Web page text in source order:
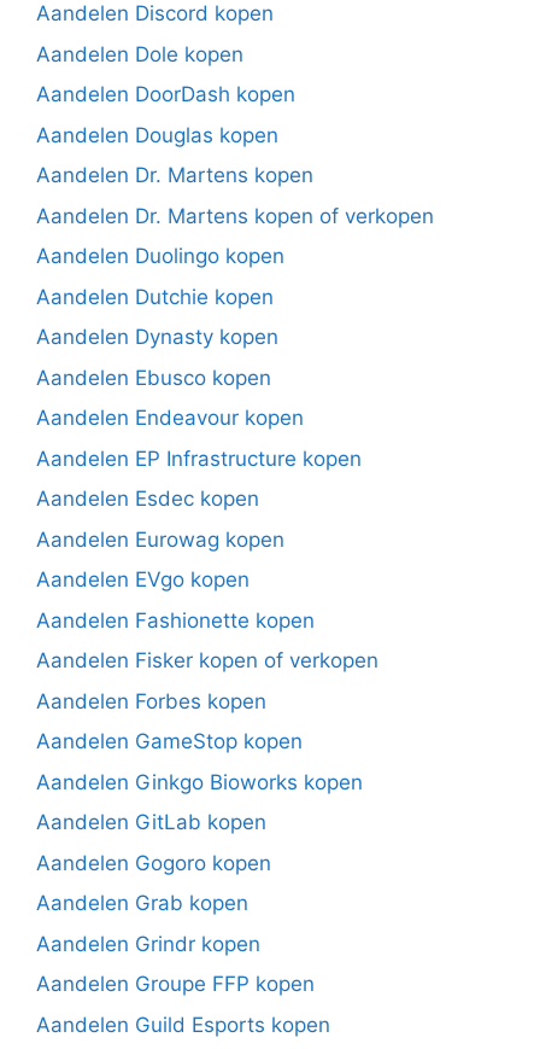
Aandelen Discord kopen
Aandelen Dole kopen
Aandelen DoorDash kopen
Aandelen Douglas kopen
Aandelen Dr. Martens kopen
Aandelen Dr. Martens kopen of verkopen
Aandelen Duolingo kopen
Aandelen Dutchie kopen
Aandelen Dynasty kopen
Aandelen Ebusco kopen
Aandelen Endeavour kopen
Aandelen EP Infrastructure kopen
Aandelen Esdec kopen
Aandelen Eurowag kopen
Aandelen EVgo kopen
Aandelen Fashionette kopen
Aandelen Fisker kopen of verkopen
Aandelen Forbes kopen
Aandelen GameStop kopen
Aandelen Ginkgo Bioworks kopen
Aandelen GitLab kopen
Aandelen Gogoro kopen
Aandelen Grab kopen
Aandelen Grindr kopen
Aandelen Groupe FFP kopen
Aandelen Guild Esports kopen